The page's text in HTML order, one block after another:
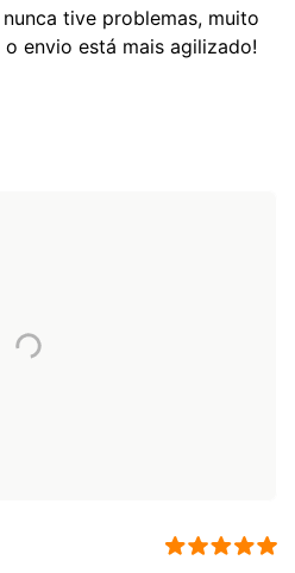
tive problemas, muito
envio está mais agilizado!